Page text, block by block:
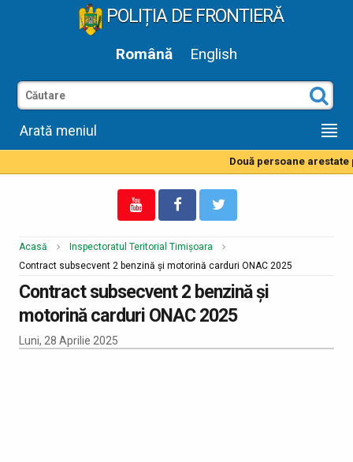
POLIȚIA DE FRONTIERĂ
Română English
Arată meniul
Două persoane
Acasă
Inspectoratul Teritorial Timișoara
Contract subsecvent 2 benzină și motorină carduri ONAC 2025
Contract subsecvent 2 benzină și
motorină carduri ONAC 2025
Luni, 28 Aprilie 2025